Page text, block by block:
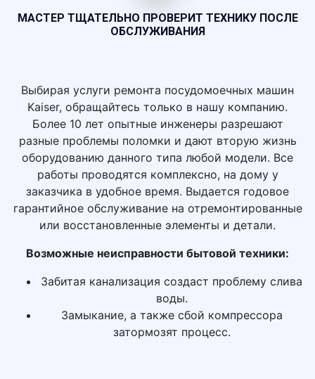
МАСТЕР ТЩАТЕЛЬНО ПРОВЕРИТ ТЕХНИКУ ПОСЛЕ
ОБСЛУЖИВАНИЯ
Выбирая услуги ремонта посудомоечных машин
Kaiser, обращайтесь только в нашу компанию.
Более 10 лет опытные инженеры разрешают
разные проблемы поломки и дают вторую жизнь
оборудованию данного типа любой модели. Все
работы проводятся комплексно, на дому у
заказчика в удобное время. Выдается годовое
гарантийное обслуживание на отремонтированные
или восстановленные элементы и детали.
Возможные неисправности бытовой техники:
Забитая канализация создаст проблему слива
воды.
Замыкание, а также сбой компрессора
затормозят процесс.